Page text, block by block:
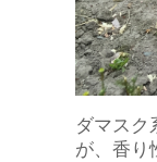
ダマスク
が、香り